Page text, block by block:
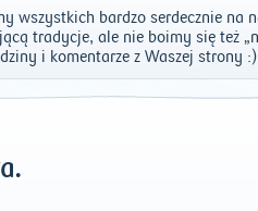
wszystkich bardzo serdecznie na
tradycje, ale nie boimy się też
i komentarze z Waszej strony